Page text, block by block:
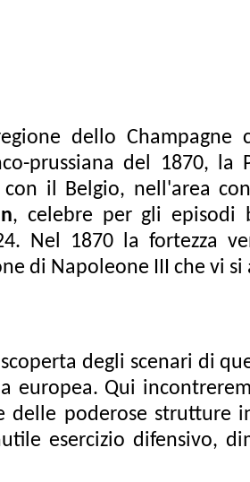
dello Champagne
prussiana del 1870, la
il Belgio, nell'area
, celebre per gli episodi
Nel 1870 la fortezza
di Napoleone III che vi si
degli scenari di
europea. Qui
poderose strutture
esercizio difensivo,